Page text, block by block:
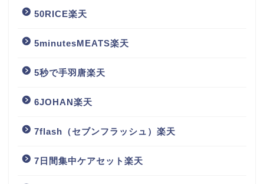
50RICE楽天
5minutesMEATS楽天
5秒で手羽唐楽天
6JOHAN楽天
7flash（セブンフラッシュ）楽天
7日間集中ケアセット楽天